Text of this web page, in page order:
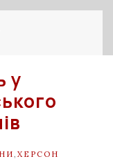
у
ХЕРСОН